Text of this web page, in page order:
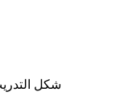
شكل